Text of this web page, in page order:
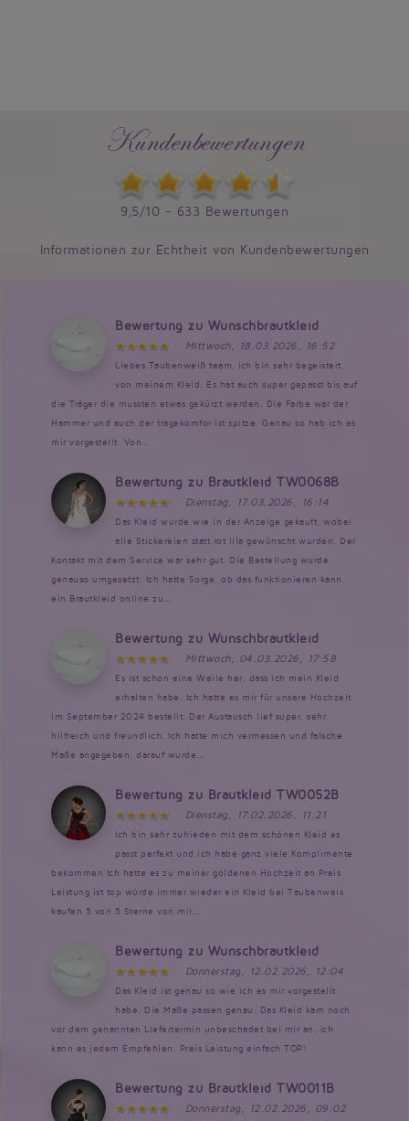
Kundenbewertungen
9,5/10 - 633 Bewertungen
Informationen zur Echtheit von Kundenbewertungen
Bewertung zu Wunschbrautkleid
Mittwoch, 18.03.2026, 16:52
Liebes Taubenweiß team, Ich bin sehr begeistert
von meinem Kleid. Es hat auch super gepasst bis auf
die Träger die mussten etwas gekürzt werden. Die Farbe war der
Hammer und auch der tragekomfor ist spitze. Genau so hab ich es
mir vorgestellt. Von...
Bewertung zu Brautkleid TW0068B
Dienstag, 17.03.2026, 16:14
Das Kleid wurde wie in der Anzeige gekauft, wobei
alle Stickereien statt rot lila gewünscht wurden. Der
Kontakt mit dem Service war sehr gut. Die Bestellung wurde
genauso umgesetzt. Ich hatte Sorge, ob das funktionieren kann,
ein Brautkleid online zu...
Bewertung zu Wunschbrautkleid
Mittwoch, 04.03.2026, 17:58
Es ist schon eine Weile her, dass ich mein Kleid
erhalten habe. Ich hatte es mir für unsere Hochzeit
im September 2024 bestellt. Der Austausch lief super, sehr
hilfreich und freundlich. Ich hatte mich vermessen und falsche
Maße angegeben, darauf wurde...
Bewertung zu Brautkleid TW0052B
Dienstag, 17.02.2026, 11:21
Ich bin sehr zufrieden mit dem schönen Kleid es
passt perfekt und ich habe ganz viele Komplimente
bekommen Ich hatte es zu meiner goldenen Hochzeit an Preis
Leistung ist top würde immer wieder ein Kleid bei Taubenweis
kaufen 5 von 5 Sterne von mir...
Bewertung zu Wunschbrautkleid
Donnerstag, 12.02.2026, 12:04
Das Kleid ist genau so wie ich es mir vorgestellt
habe. Die Maße passen genau. Das Kleid kam noch
vor dem genannten Liefertermin unbeschadet bei mir an. Ich
kann es jedem Empfehlen. Preis Leistung einfach TOP!
Bewertung zu Brautkleid TW0011B
Donnerstag, 12.02.2026, 09:02